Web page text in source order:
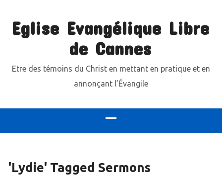
Eglise Evangélique Libre
de Cannes
Etre des témoins du Christ en mettant en pratique et en
annonçant l’Évangile
'Lydie' Tagged Sermons